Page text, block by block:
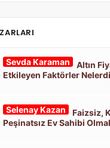
Sevda Karaman
Altın
Etkileyen Faktörler
Selenay Kazan
Faizsiz,
Peşinatsız Ev Sahibi